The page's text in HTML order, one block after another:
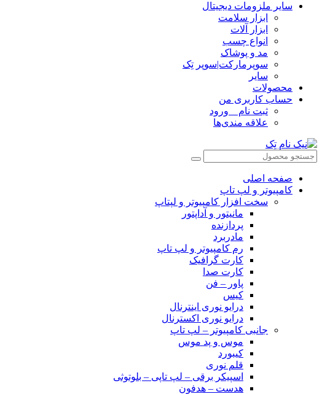
سایر ملزومات دیجیتال
ابزار سلامت
ابزار آلات
انواع چسب
مد و پوشاک
سوپرمارکت|سوپر تِک
سایر
محصولات
حساب کاربری من
ثبت نام _ ورود
علاقه مندی‌ها
صفحه اصلی
کامپیوتر و‌‌‌‌‌ لپ تاپ
سخت افزار کامپیوتر و لپتاپ
مانیتور و آداپتور
پردازنده
مادربرد
رم کامپیوتر و لپ تاپ
کارت گرافیک
کارت صدا
پاور – فن
کیس
درایو نوری اینترنال
درایو نوری اکسترنال
جانبی کامپیوتر – لپ تاپ
موس و پد موس
کیبورد
قلم نوری
اسپیکر برقی – لپ تاپی – بلوتوثی
هدست – هدفون